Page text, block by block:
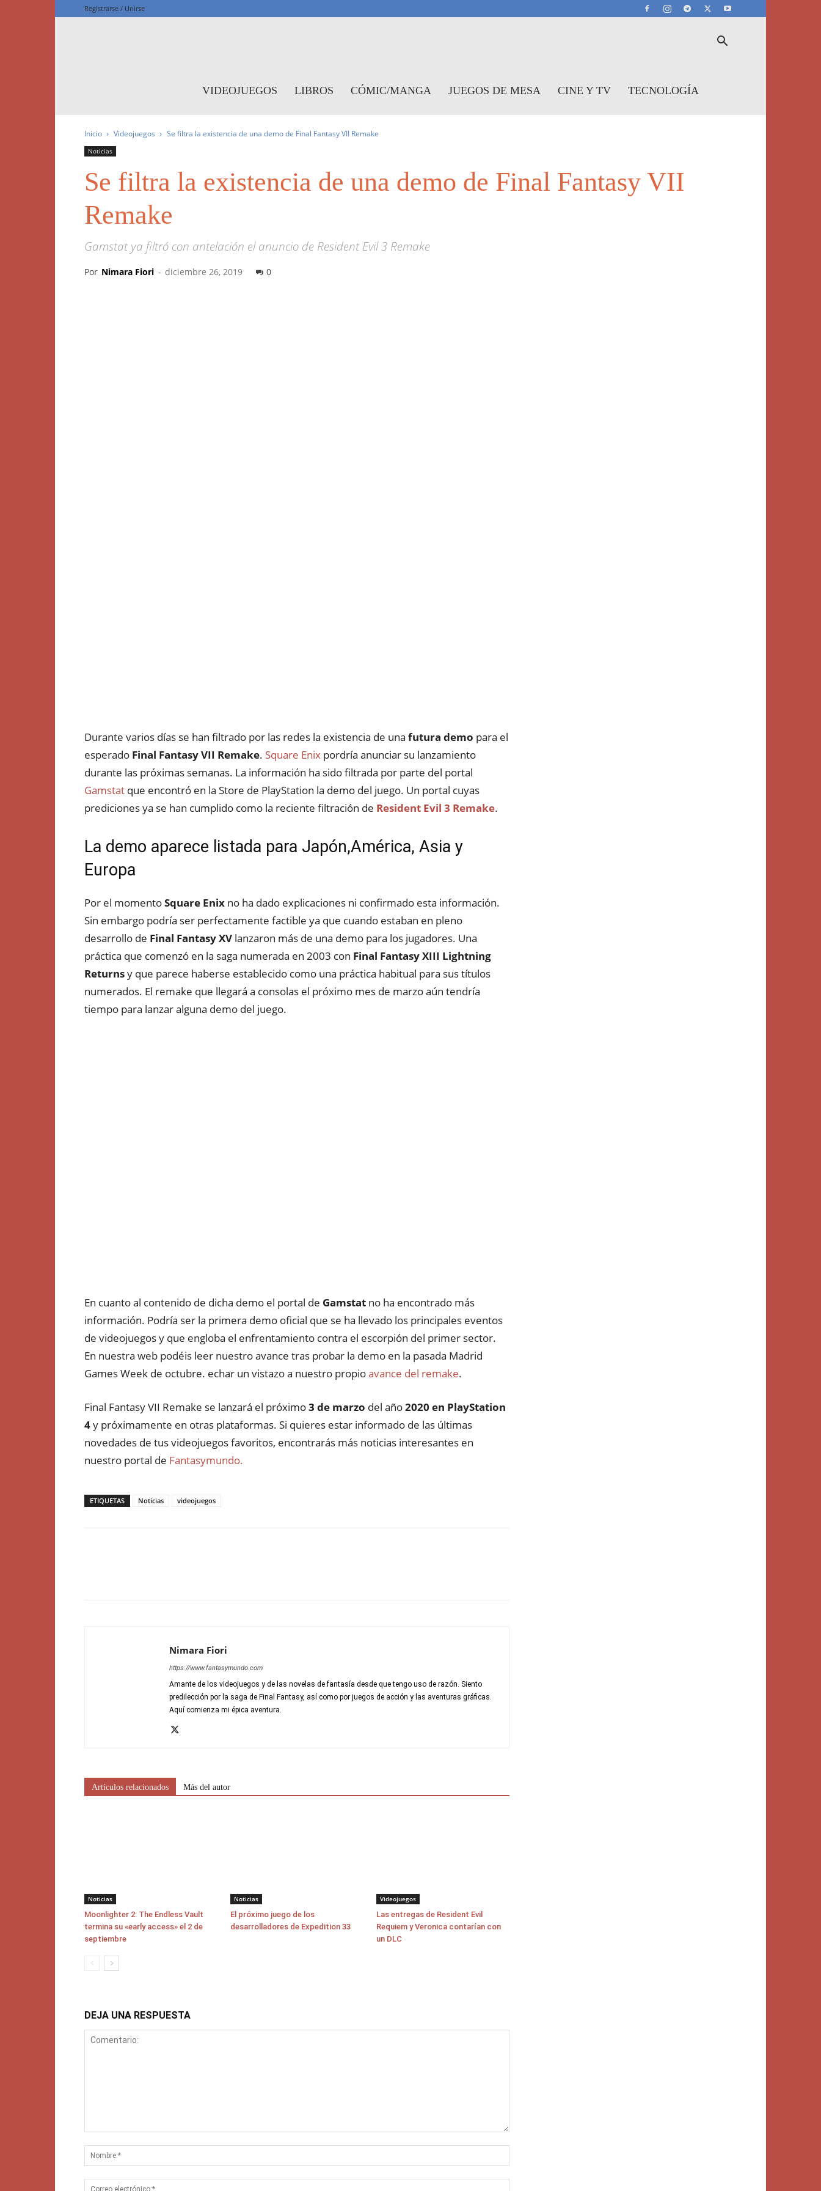
Registrarse / Unirse
VIDEOJUEGOS LIBROS CÓMIC/MANGA JUEGOS DE MESA CINE Y TV TECNOLOGÍA
Inicio Videojuegos Se filtra la existencia de una demo de Final Fantasy VII Remake
Noticias
Se filtra la existencia de una demo de Final Fantasy VII
Remake
Gamstat ya filtró con antelación el anuncio de Resident Evil 3 Remake
Por Nimara Fiori - diciembre 26, 2019 0
Durante varios días se han filtrado por las redes la existencia de una futura demo para el
esperado Final Fantasy VII Remake. Square Enix pordría anunciar su lanzamiento
durante las próximas semanas. La información ha sido filtrada por parte del portal
Gamstat que encontró en la Store de PlayStation la demo del juego. Un portal cuyas
prediciones ya se han cumplido como la reciente filtración de Resident Evil 3 Remake.
La demo aparece listada para Japón,América, Asia y
Europa
Por el momentoSquare Enix no ha dado explicaciones ni confirmado esta información.
Sin embargo podría ser perfectamente factible ya que cuando estaban en pleno
desarrollo de Final Fantasy XV lanzaron más de una demo para los jugadores. Una
práctica que comenzó en la saga numerada en 2003 con Final Fantasy XIII Lightning
Returnsy que parece haberse establecido como una práctica habitual para sus títulos
numerados. El remake que llegará a consolas el próximo mes de marzo aún tendría
tiempo para lanzar alguna demo del juego.
En cuanto al contenido de dicha demo el portal de Gamstat no ha encontrado más
información. Podría ser la primera demo oficial que se ha llevado los principales eventos
de videojuegos y que engloba el enfrentamiento contra el escorpión del primer sector.
En nuestra web podéis leer nuestro avance tras probar la demo en la pasada Madrid
Games Week de octubre. echar un vistazo a nuestro propioavance del remake.
Final Fantasy VII Remake se lanzará el próximo3 de marzo del año2020 en PlayStation
4y próximamente en otras plataformas. Si quieres estar informado de las últimas
novedades de tus videojuegos favoritos, encontrarás más noticias interesantes en
nuestro portal de Fantasymundo.
ETIQUETAS Noticias videojuegos
Nimara Fiori
https://www.fantasymundo.com
Amante de los videojuegos y de las novelas de fantasía desde que tengo uso de razón. Siento
predilección por la saga de Final Fantasy, así como por juegos de acción y las aventuras gráficas.
Aquí comienza mi épica aventura.
Artículos relacionados Más del autor
Noticias
Moonlighter 2: The Endless Vault
termina su «early access» el 2 de
septiembre
Noticias
El próximo juego de los
desarrolladores de Expedition 33
Videojuegos
Las entregas de Resident Evil
Requiem y Veronica contarían con
un DLC
DEJA UNA RESPUESTA